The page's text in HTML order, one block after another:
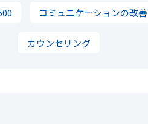
コミュニケーションの改善
カウンセリング